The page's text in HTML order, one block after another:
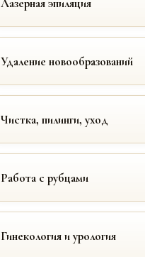
Удаление новообразований
Чистка, пилинги, уход
Работа с рубцами
Гинекология и урология